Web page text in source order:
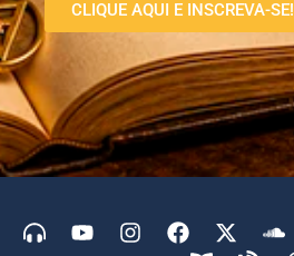
CLIQUE AQUI E INSCREVA-SE!